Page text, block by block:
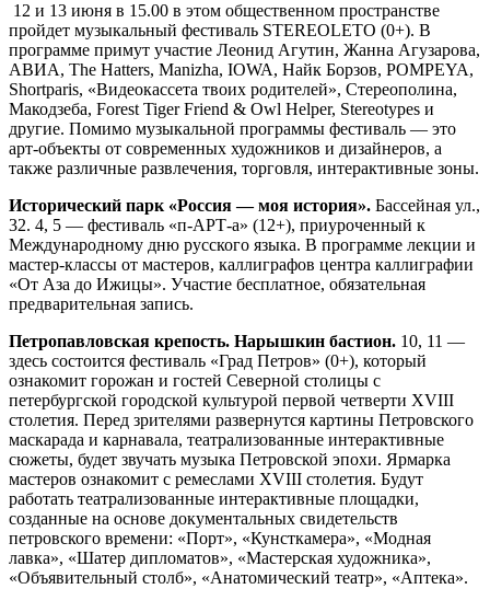
12 и 13 июня в 15.00 в этом общественном пространстве
пройдет музыкальный фестиваль STEREOLETO (0+). В
программе примут участие Леонид Агутин, Жанна Агузарова,
АВИА, The Hatters, Manizha, IOWA, Найк Борзов, POMPEYA,
Shortparis, «Видеокассета твоих родителей», Стереополина,
Макодзеба, Forest Tiger Friend & Owl Helper, Stereotypes и
другие. Помимо музыкальной программы фестиваль — это
арт-объекты от современных художников и дизайнеров, а
также различные развлечения, торговля, интерактивные зоны.
Исторический парк «Россия — моя история». Бассейная ул.,
32. 4, 5 — фестиваль «п-АРТ-а» (12+), приуроченный к
Международному дню русского языка. В программе лекции и
мастер-классы от мастеров, каллиграфов центра каллиграфии
«От Аза до Ижицы». Участие бесплатное, обязательная
предварительная запись.
Петропавловская крепость. Нарышкин бастион. 10, 11 —
здесь состоится фестиваль «Град Петров» (0+), который
ознакомит горожан и гостей Северной столицы с
петербургской городской культурой первой четверти XVIII
столетия. Перед зрителями развернутся картины Петровского
маскарада и карнавала, театрализованные интерактивные
сюжеты, будет звучать музыка Петровской эпохи. Ярмарка
мастеров ознакомит с ремеслами XVIII столетия. Будут
работать театрализованные интерактивные площадки,
созданные на основе документальных свидетельств
петровского времени: «Порт», «Кунсткамера», «Модная
лавка», «Шатер дипломатов», «Мастерская художника»,
«Объявительный столб», «Анатомический театр», «Аптека».